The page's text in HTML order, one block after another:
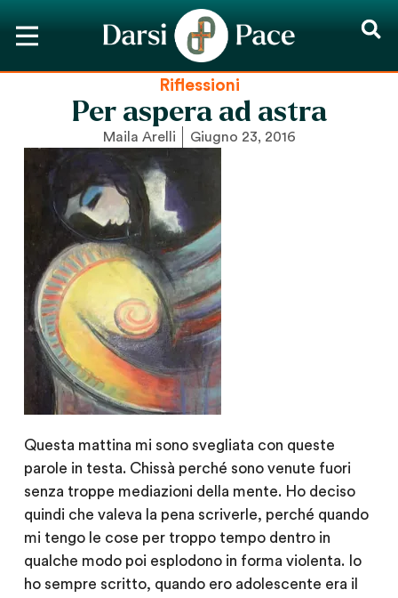
Riflessioni
Per aspera ad astra
Maila Arelli Giugno 23, 2016
Questa mattina mi sono svegliata con queste
parole in testa. Chissà perché sono venute fuori
senza troppe mediazioni della mente. Ho deciso
quindi che valeva la pena scriverle, perché quando
mi tengo le cose per troppo tempo dentro in
qualche modo poi esplodono in forma violenta. Io
ho sempre scritto, quando ero adolescente era il